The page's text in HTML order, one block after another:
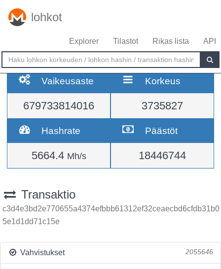
lohkot
Explorer Tilastot Rikas lista API
Vaikeusaste
679733814016
Korkeus
3735827
Hashrate
5664.4 Mh/s
Päästöt
18446744
Transaktio
c3d4e3bd2e770655a4374efbbb61312ef32ceaecbd6cfdb31b0
5e1d1dd71c15e
Vahvistukset 2055646